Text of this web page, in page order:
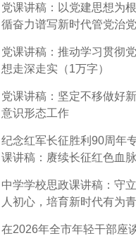
党课讲稿：以党建思想为
循奋力谱写新时代管党治
党课讲稿：推动学习贯彻
想走深走实（1万字）
党课讲稿：坚定不移做好
意识形态工作
纪念红军长征胜利90周年
课讲稿：赓续长征红色血
中学学校思政课讲稿：守
人初心，培育新时代有为
在2026年全市年轻干部座